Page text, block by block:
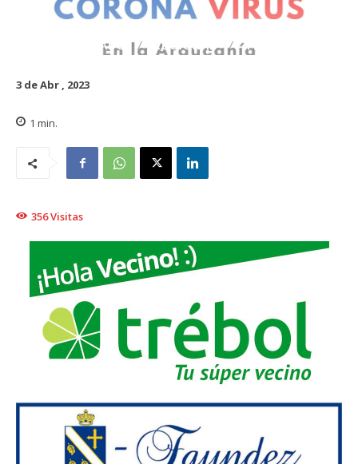
DESTACADO REGIONAL TRAIGUÉN
3 de Abr , 2023
1 min.
356Visitas